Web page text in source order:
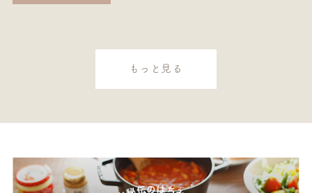
もっと見る